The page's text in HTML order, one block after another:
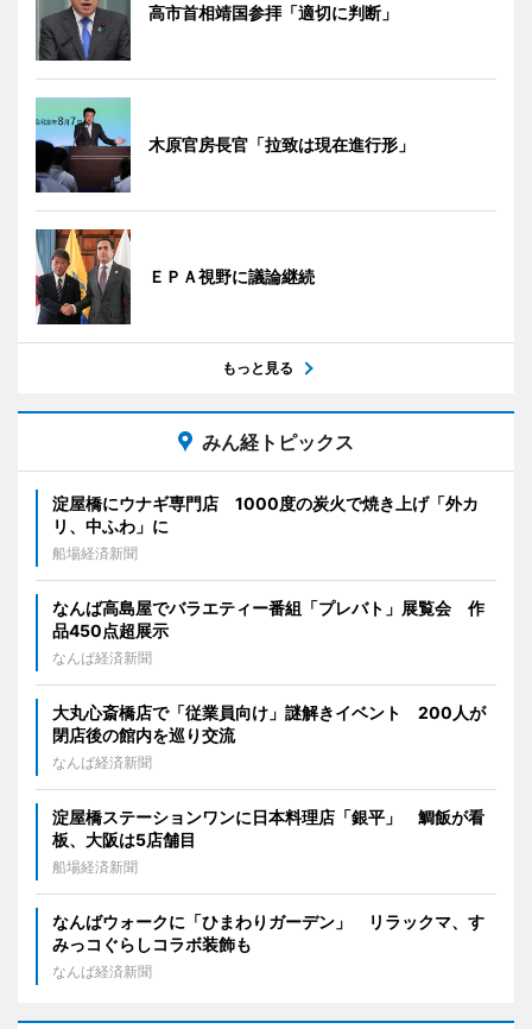
高市首相靖国参拝「適切に判断」
木原官房長官「拉致は現在進行形」
ＥＰＡ視野に議論継続
もっと見る
みん経トピックス
淀屋橋にウナギ専門店 1000度の炭火で焼き上げ「外カ
リ、中ふわ」に
船場経済新聞
なんば高島屋でバラエティー番組「プレバト」展覧会 作
品450点超展示
なんば経済新聞
大丸心斎橋店で「従業員向け」謎解きイベント 200人が
閉店後の館内を巡り交流
なんば経済新聞
淀屋橋ステーションワンに日本料理店「銀平」 鯛飯が看
板、大阪は5店舗目
船場経済新聞
なんばウォークに「ひまわりガーデン」 リラックマ、す
みっコぐらしコラボ装飾も
なんば経済新聞